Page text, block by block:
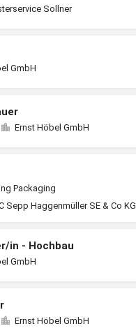
Sollner
GmbH
Ernst Höbel GmbH
Packaging
Sepp Haggenmüller SE & Co KG
in - Hochbau
GmbH
Ernst Höbel GmbH